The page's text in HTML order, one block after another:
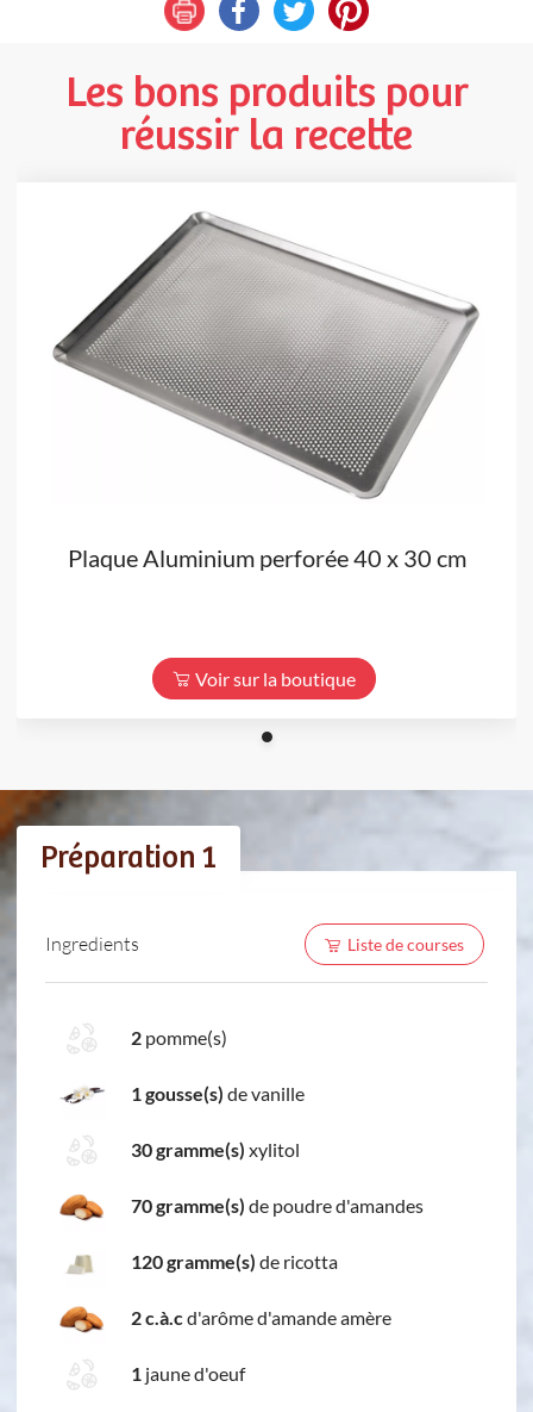
Les bons produits pour
réussir la recette
Plaque Aluminium perforée 40 x 30 cm
Voir sur la boutique
Préparation 1
Ingredients Liste de courses
2 pomme(s)
1 gousse(s) de vanille
30 gramme(s) xylitol
70 gramme(s) de poudre d'amandes
120 gramme(s) de ricotta
2 c.à.cd'arôme d'amande amère
1 jaune d'oeuf